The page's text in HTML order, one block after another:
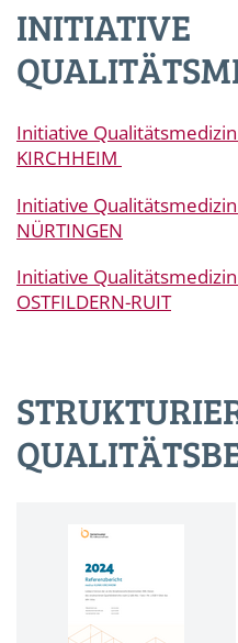
INITIATIVE
Initiative
KIRCHHEIM
Initiative
NÜRTINGEN
Initiative
OSTFILDERN-RUIT